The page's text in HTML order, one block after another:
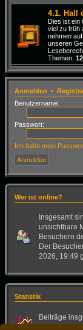
4.1. Hall
Dies ist ein
viel zu früh
nehmen
unseren
Themen: 12
Anmelden •
Benutzername:
Passwort:
Ich habe mein
Wer ist online?
Insgesamt
unsichtbare
Besuchern
Der
2026, 19:49
Statistik
Beiträge
insgesamt26